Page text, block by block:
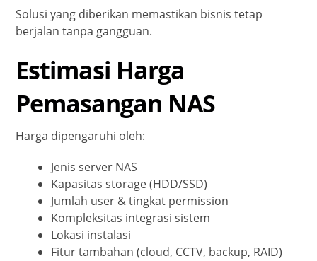
Solusi yang diberikan memastikan bisnis tetap
berjalan tanpa gangguan.
Estimasi Harga
Pemasangan NAS
Harga dipengaruhi oleh:
Jenis server NAS
Kapasitas storage (HDD/SSD)
Jumlah user & tingkat permission
Kompleksitas integrasi sistem
Lokasi instalasi
Fitur tambahan (cloud, CCTV, backup, RAID)